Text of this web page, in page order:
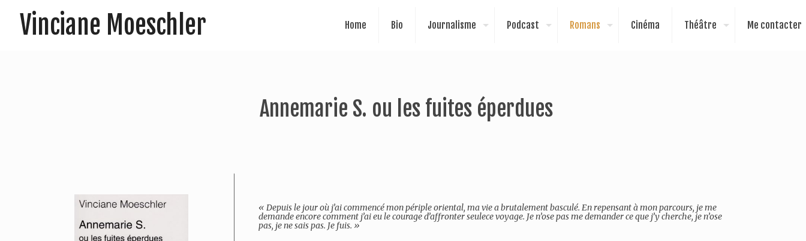
Vinciane Moeschler Home Bio Journalisme Podcast Romans Cinéma Théâtre Me contacter
Annemarie S. ou les fuites éperdues
« Depuis le jour où j’ai commencé mon périple oriental, ma vie a brutalement basculé. En repensant à mon parcours, je me
demande encore comment j’ai eu le courage d’affronter seulece voyage. Je n’ose pas me demander ce que j’y cherche, je n’ose
pas, je ne sais pas. Je fuis. »